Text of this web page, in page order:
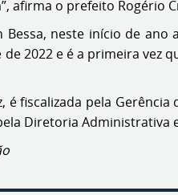
afirma o prefeito Rogério
neste início de
2022 e é a primeira vez
fiscalizada pela
Diretoria Administrativa